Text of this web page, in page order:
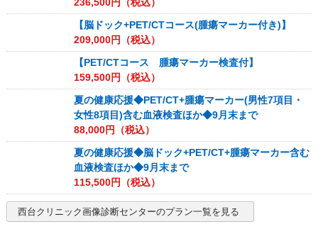
236,500円（税込）
【脳ドック+PET/CTコース(腫瘍マーカー付き)】
209,000円（税込）
【PET/CTコース 腫瘍マーカー検査付】
159,500円（税込）
夏の健康応援◆PET/CT+腫瘍マーカー(男性7項目・
女性8項目)含む血液検査ほか◆9月末まで
88,000円（税込）
夏の健康応援◆脳ドック+PET/CT+腫瘍マーカー含む
血液検査ほか◆9月末まで
115,500円（税込）
西台クリニック画像診断センターのプラン一覧を見る